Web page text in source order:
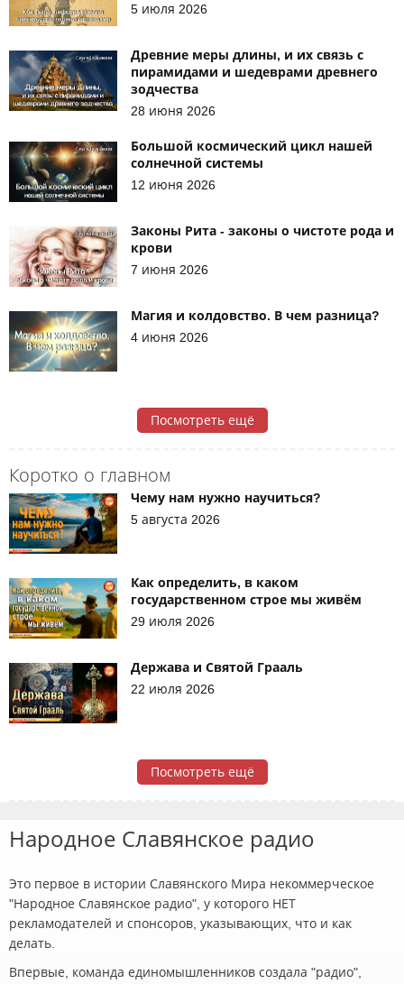
Коротко о главном
Чему нам нужно научиться?
5 августа 2026
Как определить, в каком
государственном строе мы живём
29 июля 2026
Держава и Святой Грааль
22 июля 2026
Посмотреть ещё
5 июля 2026
Древние меры длины, и их связь с
пирамидами и шедеврами древнего
зодчества
28 июня 2026
Большой космический цикл нашей
солнечной системы
12 июня 2026
Законы Рита - законы о чистоте рода и
крови
7 июня 2026
Магия и колдовство. В чем разница?
4 июня 2026
Посмотреть ещё
Народное Славянское радио
Это первое в истории Славянского Мира некоммерческое
"Народное Славянское радио", у которого НЕТ
рекламодателей и спонсоров, указывающих, что и как
делать.
Впервые, команда единомышленников создала "радио",